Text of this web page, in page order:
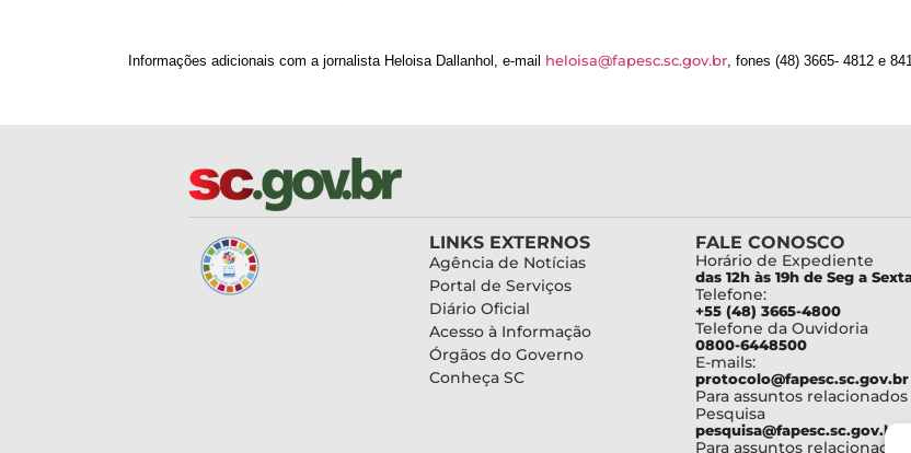
Informações adicionais com a jornalista Heloisa Dallanhol, e-mail heloisa@fapesc.sc.gov.br, fones (48) 3665- 4812 e
LINKS EXTERNOS
Agência de Notícias
Portal de Serviços
Diário Oficial
Acesso à Informação
Órgãos do Governo
Conheça SC
FALE CONOSCO
Horário de Expediente
das 12h às 19h de Seg a
Telefone:
+55 (48) 3665-4800
Telefone da Ouvidoria
0800-6448500
E-mails:
protocolo@fapesc.sc.gov.br
Para assuntos relacionados
Pesquisa
pesquisa@fapesc.sc.gov.br
Para assuntos relacionados à